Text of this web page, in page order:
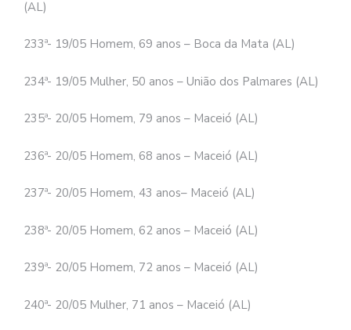
(AL)
233ª- 19/05 Homem, 69 anos – Boca da Mata (AL)
234ª- 19/05 Mulher, 50 anos – União dos Palmares (AL)
235ª- 20/05 Homem, 79 anos – Maceió (AL)
236ª- 20/05 Homem, 68 anos – Maceió (AL)
237ª- 20/05 Homem, 43 anos– Maceió (AL)
238ª- 20/05 Homem, 62 anos – Maceió (AL)
239ª- 20/05 Homem, 72 anos – Maceió (AL)
240ª- 20/05 Mulher, 71 anos – Maceió (AL)